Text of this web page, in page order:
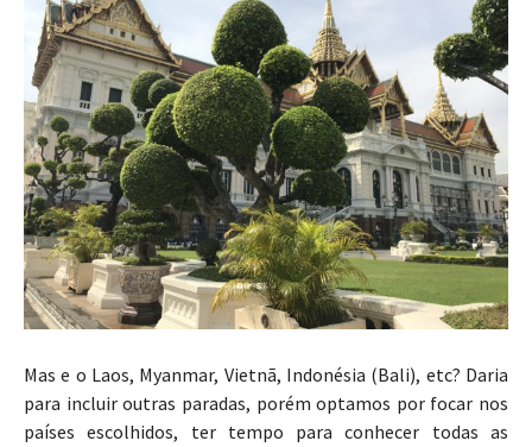
Mas e o Laos, Myanmar, Vietnã, Indonésia (Bali), etc? Daria
para incluir outras paradas, porém optamos por focar nos
países escolhidos, ter tempo para conhecer todas as